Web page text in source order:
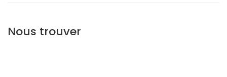
Nous trouver